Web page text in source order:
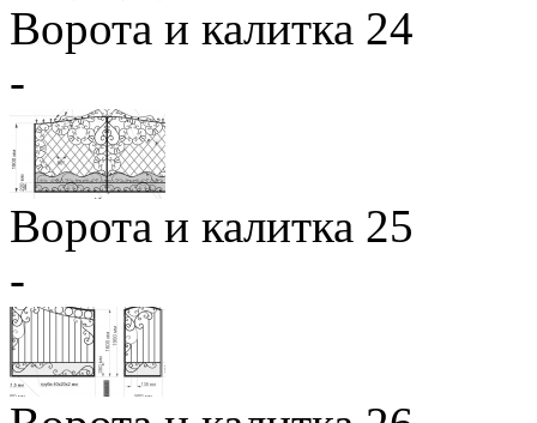
Ворота и калитка 24
-
Ворота и калитка 25
-